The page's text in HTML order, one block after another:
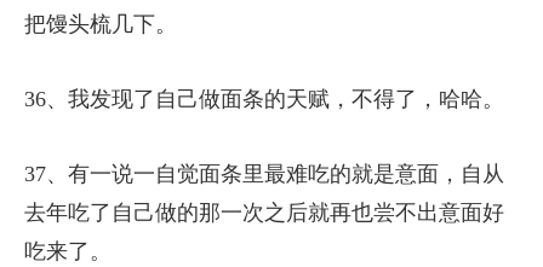
把馒头梳几下。
36、我发现了自己做面条的天赋，不得了，哈哈。
37、有一说一自觉面条里最难吃的就是意面，自从
去年吃了自己做的那一次之后就再也尝不出意面好
吃来了。